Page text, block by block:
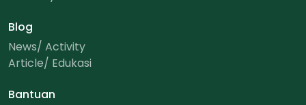
Blog
News/ Activity
Article/ Edukasi
Bantuan